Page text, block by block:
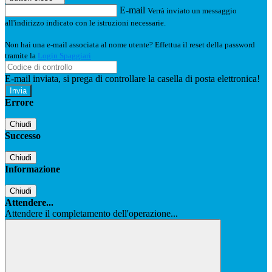
E-mail Verrà inviato un messaggio
all'indirizzo indicato con le istruzioni necessarie.
Non hai una e-mail associata al nome utente? Effettua il reset della password
tramite la Login Spaggiari
E-mail inviata, si prega di controllare la casella di posta elettronica!
Errore
Chiudi
Successo
Chiudi
Informazione
Chiudi
Attendere...
Attendere il completamento dell'operazione...